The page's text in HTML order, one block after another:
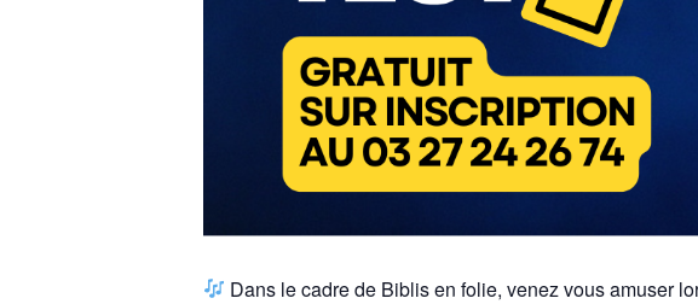
Dans le cadre de Biblis en folie, venez vous amuser